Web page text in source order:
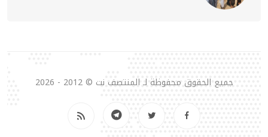
جميع الحقوق محفوظة لـ المنتصف نت © 2012 - 2026